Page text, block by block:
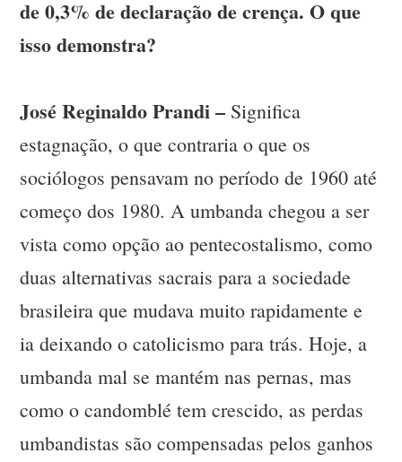
de 0,3% de declaração de crença. O que
isso demonstra?
José Reginaldo Prandi – Significa
estagnação, o que contraria o que os
sociólogos pensavam no período de 1960 até
começo dos 1980. A umbanda chegou a ser
vista como opção ao pentecostalismo, como
duas alternativas sacrais para a sociedade
brasileira que mudava muito rapidamente e
ia deixando o catolicismo para trás. Hoje, a
umbanda mal se mantém nas pernas, mas
como o candomblé tem crescido, as perdas
umbandistas são compensadas pelos ganhos